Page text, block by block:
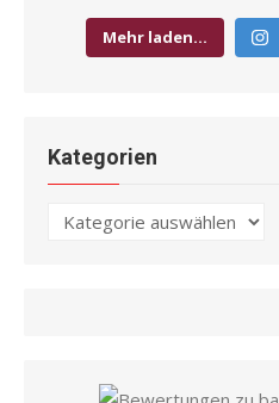
Mehr laden…
Kategorien
Kategorien